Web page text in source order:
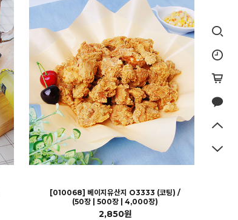
[010068] 베이지유산지 O3333 (코팅) /
(50장 | 500장 | 4,000장)
2,850원